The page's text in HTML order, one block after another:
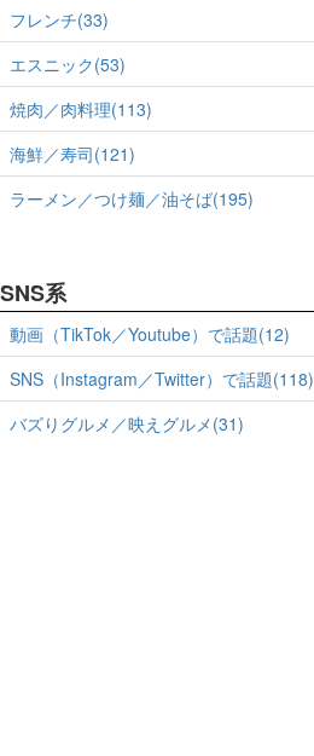
フレンチ(33)
エスニック(53)
焼肉／肉料理(113)
海鮮／寿司(121)
ラーメン／つけ麺／油そば(195)
SNS系
動画（TikTok／Youtube）で話題(12)
SNS（Instagram／Twitter）で話題(118)
バズりグルメ／映えグルメ(31)